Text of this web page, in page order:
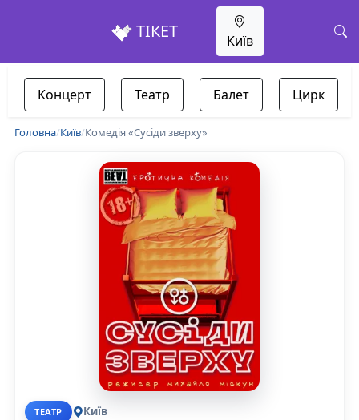
ТІКЕТ Київ
Концерт Театр Балет Цирк
Головна/Київ/Комедія «Сусіди зверху»
ТЕАТР Київ